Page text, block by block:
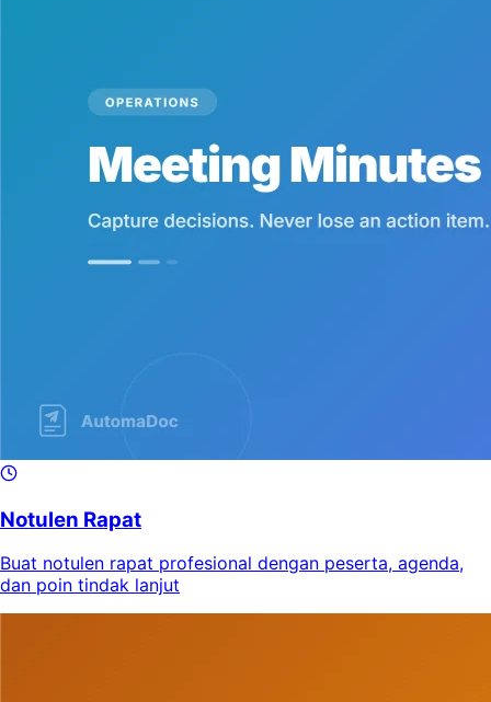
Notulen Rapat
Buat notulen rapat profesional dengan peserta, agenda,
dan poin tindak lanjut